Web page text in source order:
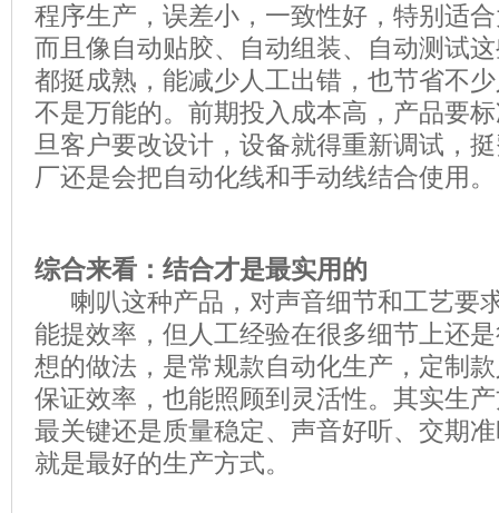
程序生产，误差小，一致性好，特别适
而且像自动贴胶、自动组装、自动测试
都挺成熟，能减少人工出错，也节省不
不是万能的。前期投入成本高，产品要
旦客户要改设计，设备就得重新调试，
厂还是会把自动化线和手动线结合使用。
综合来看：结合才是最实用的
喇叭这种产品，对声音细节和工艺要
能提效率，但人工经验在很多细节上还
想的做法，是常规款自动化生产，定制
保证效率，也能照顾到灵活性。其实生
最关键还是质量稳定、声音好听、交期
就是最好的生产方式。